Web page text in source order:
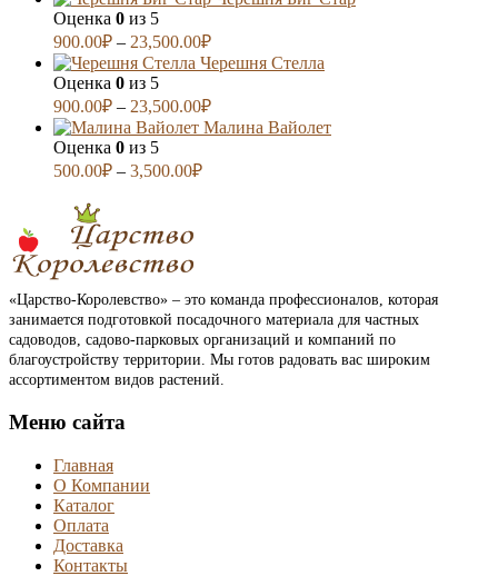
Оценка 0 из 5
900.00₽ – 23,500.00₽
Черешня Стелла
Оценка 0 из 5
900.00₽ – 23,500.00₽
Малина Вайолет
Оценка 0 из 5
500.00₽ – 3,500.00₽
«Царство-Королевство» – это команда профессионалов, которая
занимается подготовкой посадочного материала для частных
садоводов, садово-парковых организаций и компаний по
благоустройству территории. Мы готов радовать вас широким
ассортиментом видов растений.
Меню сайта
Главная
О Компании
Каталог
Оплата
Доставка
Контакты